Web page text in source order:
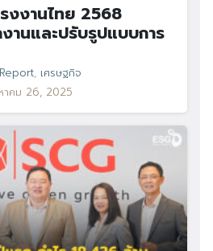
งงานไทย 2568
านและปรับรูปแบบการ
, เศรษฐกิจ
าคม 26, 2025